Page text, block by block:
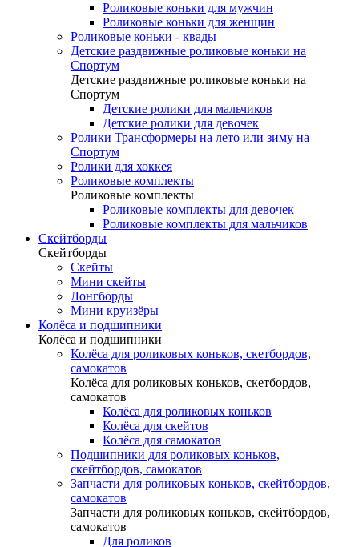
Роликовые коньки для мужчин
Роликовые коньки для женщин
Роликовые коньки - квады
Детские раздвижные роликовые коньки на
Спортум
Детские раздвижные роликовые коньки на
Спортум
Детские ролики для мальчиков
Детские ролики для девочек
Ролики Трансформеры на лето или зиму на
Спортум
Ролики для хоккея
Роликовые комплекты
Роликовые комплекты
Роликовые комплекты для девочек
Роликовые комплекты для мальчиков
Скейтборды
Скейтборды
Скейты
Мини скейты
Лонгборды
Мини круизёры
Колёса и подшипники
Колёса и подшипники
Колёса для роликовых коньков, скетбордов,
самокатов
Колёса для роликовых коньков, скетбордов,
самокатов
Колёса для роликовых коньков
Колёса для скейтов
Колёса для самокатов
Подшипники для роликовых коньков,
скейтбордов, самокатов
Запчасти для роликовых коньков, скейтбордов,
самокатов
Запчасти для роликовых коньков, скейтбордов,
самокатов
Для роликов